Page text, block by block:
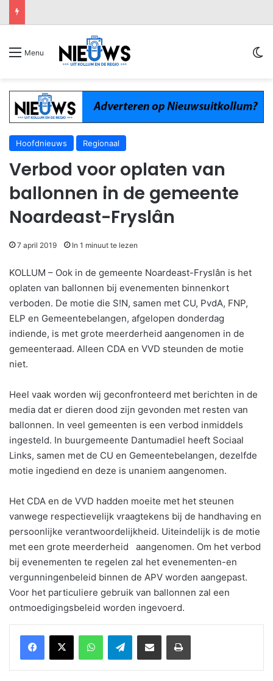
Menu
Hoofdnieuws Regionaal
Verbod voor oplaten van
ballonnen in de gemeente
Noardeast-Fryslân
7 april 2019 In 1 minuut te lezen
KOLLUM – Ook in de gemeente Noardeast-Fryslân is het
oplaten van ballonnen bij evenementen binnenkort
verboden. De motie die S!N, samen met CU, PvdA, FNP,
ELP en Gemeentebelangen, afgelopen donderdag
indiende, is met grote meerderheid aangenomen in de
gemeenteraad. Alleen CDA en VVD steunden de motie
niet.
Heel vaak worden wij geconfronteerd met berichten in de
media dat er dieren dood zijn gevonden met resten van
ballonnen. In veel gemeenten is een verbod inmiddels
ingesteld. In buurgemeente Dantumadiel heeft Sociaal
Links, samen met de CU en Gemeentebelangen, dezelfde
motie ingediend en deze is unaniem aangenomen.
Het CDA en de VVD hadden moeite met het steunen
vanwege respectievelijk vraagtekens bij de handhaving en
persoonlijke verantwoordelijkheid. Uiteindelijk is de motie
met een grote meerderheid aangenomen. Om het verbod
bij evenementen te regelen zal het evenementen-en
vergunningenbeleid binnen de APV worden aangepast.
Voor het particuliere gebruik van ballonnen zal een
ontmoedigingsbeleid worden ingevoerd.
WhatsAppTelegramDelen via Email Print